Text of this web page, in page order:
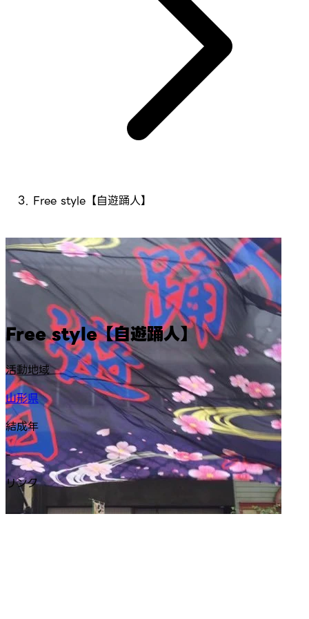
Free style【自遊踊人】
Free style【自遊踊人】
活動地域
山形県
結成年
-
リンク